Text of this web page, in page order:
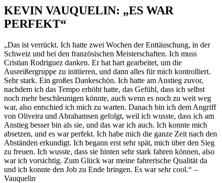
KEVIN VAUQUELIN: „ES WAR
PERFEKT“
„Das ist verrückt. Ich hatte zwei Wochen der Enttäuschung, in der
Schweiz und bei den französischen Meisterschaften. Ich muss
Cristian Rodriguez danken. Er hat hart gearbeitet, um die
Ausreißergruppe zu initiieren, und dann alles für mich kontrolliert.
Sehr stark. Ein großes Dankeschön. Ich hatte am Anstieg zuvor,
nachdem ich das Tempo erhöht hatte, das Gefühl, dass ich selbst
noch mehr beschleunigen könnte, auch wenn es noch zu weit weg
war, also entschied ich mich zu warten. Danach bin ich dem Angriff
von Oliveira und Abrahamsen gefolgt, weil ich wusste, dass ich am
Anstieg besser bin als sie, und das war ich auch. Ich konnte mich
absetzen, und es war perfekt. Ich habe mich die ganze Zeit nach den
Abständen erkundigt. Ich begann erst sehr spät, mich über den Sieg
zu freuen. Ich wusste, dass sie hinten sehr stark fahren können, also
war ich vorsichtig. Zum Glück war meine fahrerische Qualität da
und ich konnte den Job zu Ende bringen. Es war sehr cool.“ –
Vauquelin